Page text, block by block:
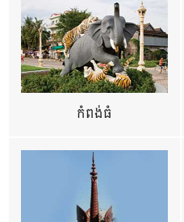
កំពង់ធំ